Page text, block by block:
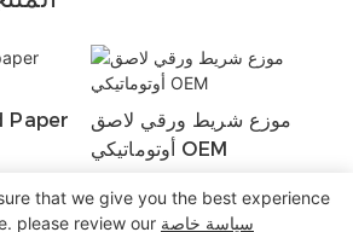
Paper
موزع شريط ورقي لاصق
أوتوماتيكي OEM
that we give you the best experience
please review our سياسة خاصة